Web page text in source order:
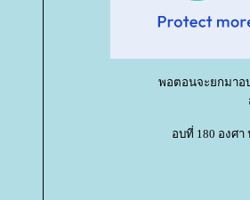
พอตอนจะยกมาอ
อบที่ 180 องศ